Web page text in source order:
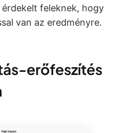
feleknek, hogy
van az eredményre.
erőfeszítés